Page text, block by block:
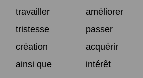
travailler
améliorer
tristesse
passer
création
acquérir
ainsi que
intérêt